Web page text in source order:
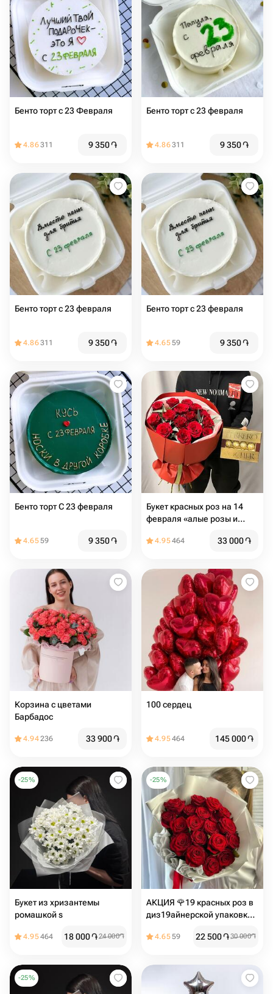
Бенто торт с 23 Февраля
4.86311 9 350֏
Бенто торт с 23 февраля
4.86311 9 350֏
Бенто торт с 23 февраля
4.86311 9 350֏
Бенто торт с 23 февраля
4.6559 9 350֏
Бенто торт С 23 февраля
4.6559 9 350֏
Букет красных роз на 14
февраля «алые розы и
4.95464 33 000֏
Корзина с цветами
Барбадос
4.94236 33 900֏
100 сердец
4.95464 145 000֏
-25%
Букет из хризантемы
ромашкой s
4.95464 18 000֏24 000֏
-25%
АКЦИЯ 🌹19 красных роз в
диз19айнерской упаковке
4.6559 22 500֏30 000֏
-25%